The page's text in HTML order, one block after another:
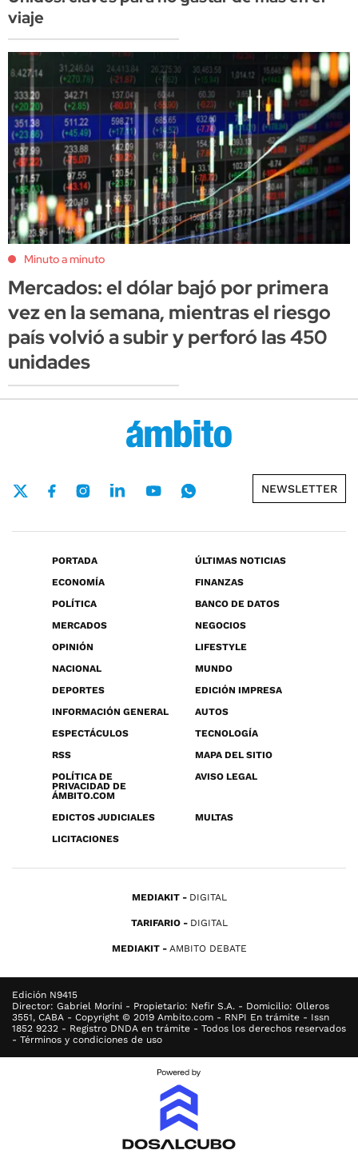
viaje
Minuto a minuto
Mercados: el dólar bajó por primera
vez en la semana, mientras el riesgo
país volvió a subir y perforó las 450
unidades
NEWSLETTER
PORTADA
ÚLTIMAS NOTICIAS
ECONOMÍA
FINANZAS
POLÍTICA
BANCO DE DATOS
MERCADOS
NEGOCIOS
OPINIÓN
LIFESTYLE
NACIONAL
MUNDO
DEPORTES
EDICIÓN IMPRESA
INFORMACIÓN GENERAL
AUTOS
ESPECTÁCULOS
TECNOLOGÍA
RSS
MAPA DEL SITIO
POLÍTICA DE
PRIVACIDAD DE
ÁMBITO.COM
AVISO LEGAL
EDICTOS JUDICIALES
MULTAS
LICITACIONES
MEDIAKIT DIGITAL
TARIFARIO DIGITAL
MEDIAKIT AMBITO DEBATE
Edición N9415
Director: Gabriel Morini - Propietario: Nefir S.A. - Domicilio: Olleros
3551, CABA - Copyright © 2019 Ambito.com - RNPI En trámite - Issn
1852 9232 - Registro DNDA en trámite - Todos los derechos reservados
- Términos y condiciones de uso